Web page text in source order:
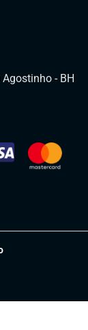
- BH